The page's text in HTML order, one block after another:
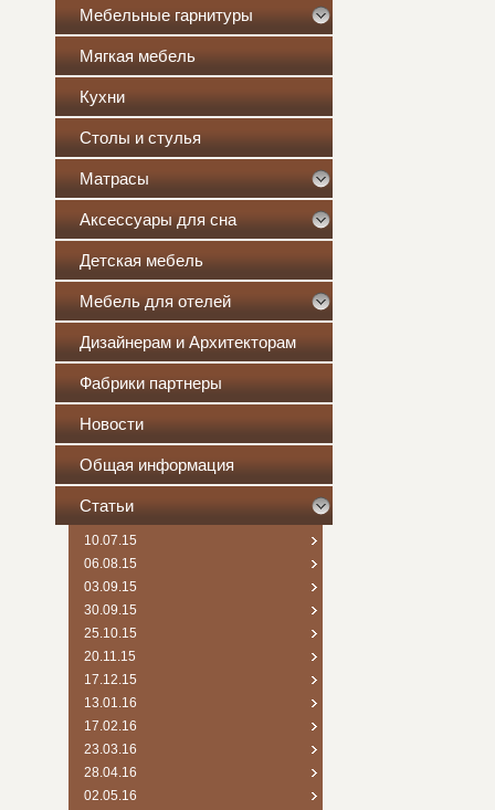
Мебельные гарнитуры
Мягкая мебель
Кухни
Столы и стулья
Матрасы
Аксессуары для сна
Детская мебель
Мебель для отелей
Дизайнерам и Архитекторам
Фабрики партнеры
Новости
Общая информация
Статьи
10.07.15
06.08.15
03.09.15
30.09.15
25.10.15
20.11.15
17.12.15
13.01.16
17.02.16
23.03.16
28.04.16
02.05.16